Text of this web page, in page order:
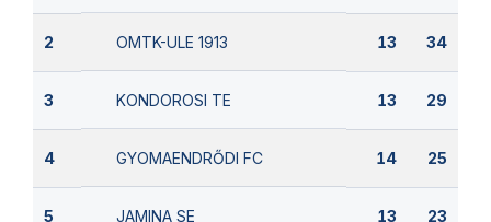
2 OMTK-ULE 1913 13 34
3 KONDOROSI TE 13 29
4 GYOMAENDRŐDI FC 14 25
5 JAMINA SE 13 23